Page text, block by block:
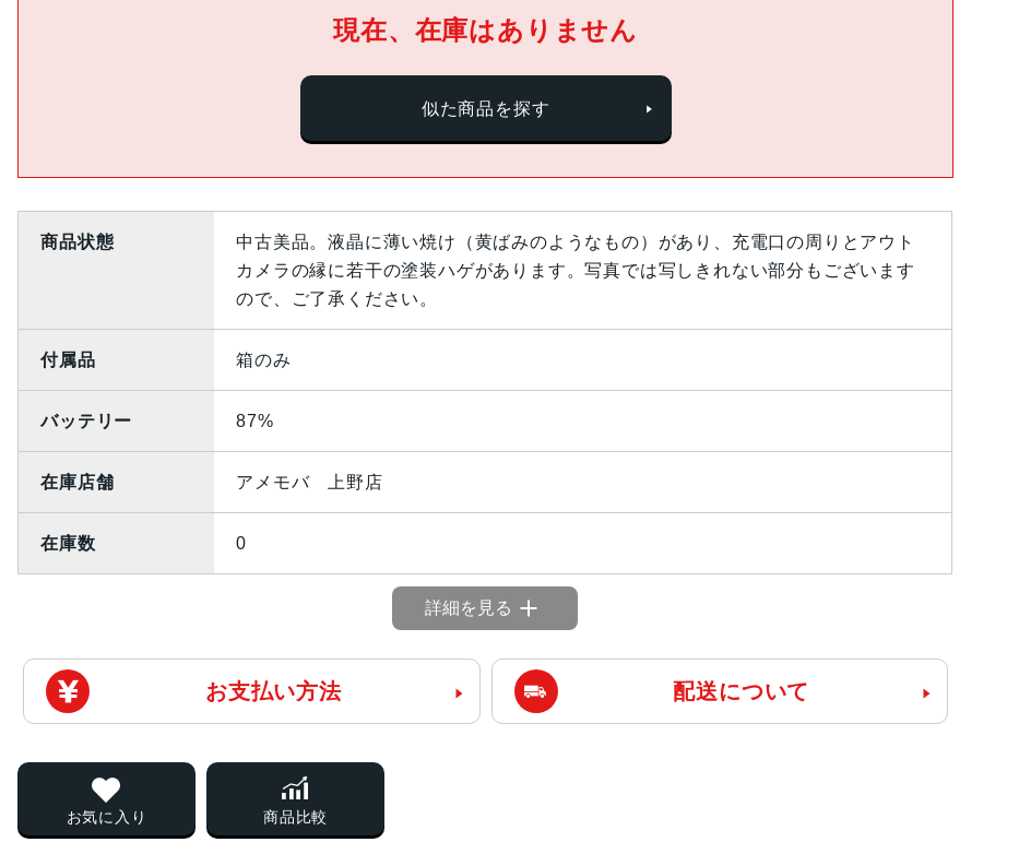
現在、在庫はありません
似た商品を探す
商品状態
中古美品。液晶に薄い焼け（黄ばみのようなもの）があり、充電口の周りとアウト
カメラの縁に若干の塗装ハゲがあります。写真では写しきれない部分もございます
ので、ご了承ください。
付属品 箱のみ
バッテリー 87%
在庫店舗 アメモバ 上野店
在庫数 0
詳細を見る
お支払い方法 配送について
お気に入り 商品比較